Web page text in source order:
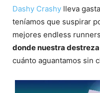
Dashy Crashy lleva
teníamos que suspirar
mejores endless
donde nuestra
cuánto aguantamos sin